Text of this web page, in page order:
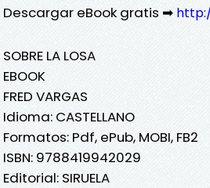
Descargar eBook gratis ➡
SOBRE LA LOSA
EBOOK
FRED VARGAS
Idioma: CASTELLANO
Formatos: Pdf, ePub, MOBI, FB2
ISBN: 9788419942029
Editorial: SIRUELA